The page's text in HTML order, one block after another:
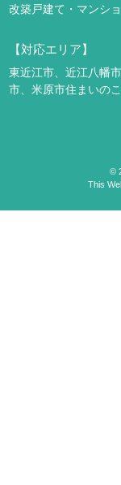
改築戸建て・マンシ
【対応エリア】
東近江市、近江八幡
市、米原市住まいの
©
This